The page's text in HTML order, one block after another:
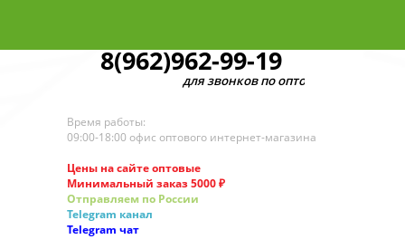
8(962)962-99-19
для звонков по оптовым заказам
Время работы:
09:00-18:00 офис оптового интернет-магазина
Цены на сайте оптовые
Минимальный заказ 5000 ₽
Отправляем по России
Telegram канал
Telegram чат